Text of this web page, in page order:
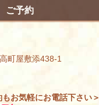
町屋敷添438-1
お気軽にお電話下さい＞
ご予約